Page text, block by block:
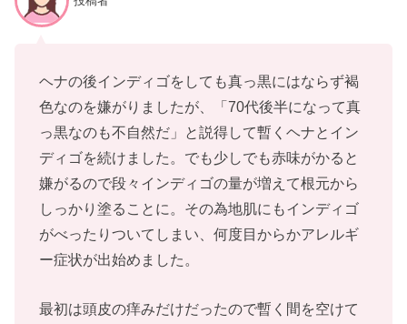
ヘナの後インディゴをしても真っ黒にはならず褐
色なのを嫌がりましたが、「70代後半になって真
っ黒なのも不自然だ」と説得して暫くヘナとイン
ディゴを続けました。でも少しでも赤味がかると
嫌がるので段々インディゴの量が増えて根元から
しっかり塗ることに。その為地肌にもインディゴ
がべったりついてしまい、何度目からかアレルギ
ー症状が出始めました。
最初は頭皮の痒みだけだったので暫く間を空けて